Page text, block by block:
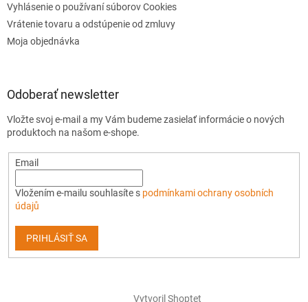
Vyhlásenie o používaní súborov Cookies
Vrátenie tovaru a odstúpenie od zmluvy
Moja objednávka
Odoberať newsletter
Vložte svoj e-mail a my Vám budeme zasielať informácie o nových
produktoch na našom e-shope.
Email
Vložením e-mailu souhlasíte s podmínkami ochrany osobních
údajů
PRIHLÁSIŤ SA
Vytvoril Shoptet